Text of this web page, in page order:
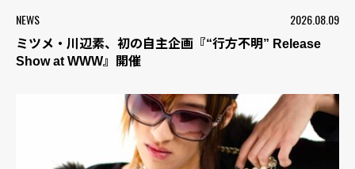
NEWS 2026.08.09
ミツメ・川辺素、初の自主企画『“行方不明” Release
Show at WWW』開催